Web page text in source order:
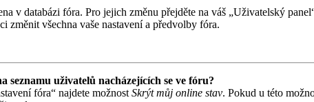
v databázi fóra. Pro jejich změnu přejděte na váš „Uživatelský
změnit všechna vaše nastavení a předvolby fóra.
seznamu uživatelů nacházejících se ve fóru?
fóra“ najdete možnost Skrýt můj online stav. Pokud u této